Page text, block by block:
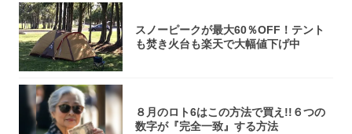
スノーピークが最大60％OFF！テント
も焚き火台も楽天で大幅値下げ中
８月のロト6はこの方法で買え!!６つの
数字が『完全一致』する方法